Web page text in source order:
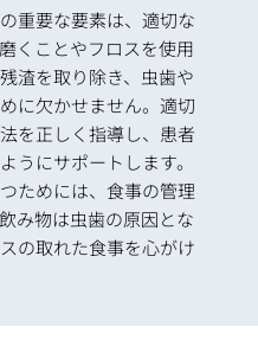
重要な要素は、適切な
くことやフロスを使用
渣を取り除き、虫歯や
に欠かせません。適切
を正しく指導し、患者
うにサポートします。
ためには、食事の管理
み物は虫歯の原因とな
の取れた食事を心がけ